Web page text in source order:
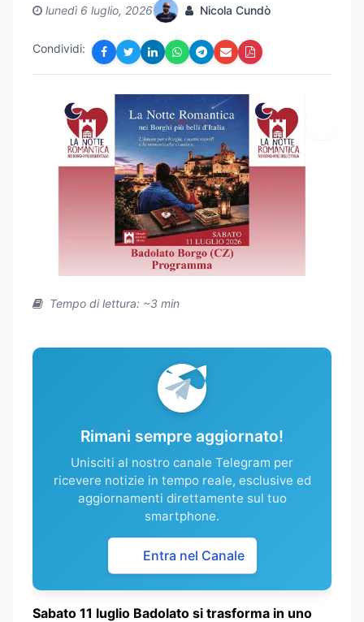
lunedì 6 luglio, 2026 Nicola Cundò
Condividi:
Tempo di lettura: ~3 min
Rimani sempre aggiornato!
Unisciti al nostro canale Telegram per
ricevere notizie in tempo reale, esclusive ed
aggiornamenti direttamente sul tuo
smartphone.
Entra nel Canale
Sabato 11 luglio Badolato si trasforma in uno